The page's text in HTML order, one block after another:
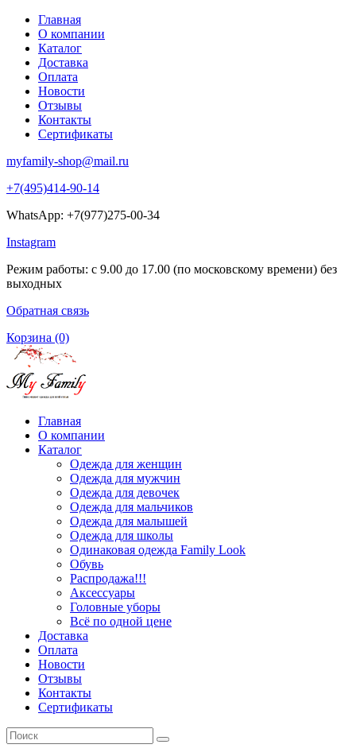
Главная
О компании
Каталог
Доставка
Оплата
Новости
Отзывы
Контакты
Сертификаты
myfamily-shop@mail.ru
+7(495)414-90-14
WhatsApp: +7(977)275-00-34
Instagram
Режим работы: с 9.00 до 17.00 (по московскому времени) без
выходных
Обратная связь
Корзина (0)
Главная
О компании
Каталог
Одежда для женщин
Одежда для мужчин
Одежда для девочек
Одежда для мальчиков
Одежда для малышей
Одежда для школы
Одинаковая одежда Family Look
Обувь
Распродажа!!!
Аксессуары
Головные уборы
Всё по одной цене
Доставка
Оплата
Новости
Отзывы
Контакты
Сертификаты